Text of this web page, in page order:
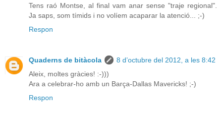
Tens raó Montse, al final vam anar sense "traje regional".
Ja saps, som tímids i no volíem acaparar la atenció... ;-)
Respon
Quaderns de bitàcola
8 d’octubre del 2012, a les 8:42
Aleix, moltes gràcies! :-)))
Ara a celebrar-ho amb un Barça-Dallas Mavericks! ;-)
Respon